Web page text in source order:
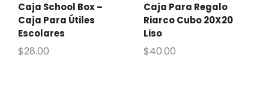
Caja School Box –
Caja Para Útiles
Escolares
$28.00
Caja Para Regalo
Riarco Cubo 20X20
Liso
$40.00